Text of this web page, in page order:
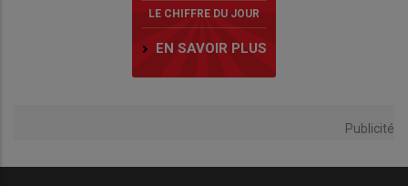
LE CHIFFRE DU JOUR
EN SAVOIR PLUS
Publicité